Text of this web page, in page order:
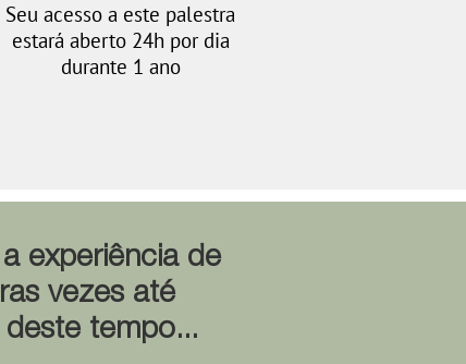
Seu acesso a este palestra
estará aberto 24h por dia
durante 1 ano
experiência de
vezes até
tempo...